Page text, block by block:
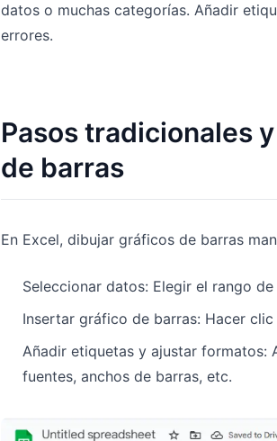
datos o muchas categorías. Añadir
errores.
Pasos tradicionales
de barras
En Excel, dibujar gráficos de barras
Seleccionar datos: Elegir el rango
Insertar gráfico de barras: Hacer
Añadir etiquetas y ajustar formatos:
fuentes, anchos de barras, etc.